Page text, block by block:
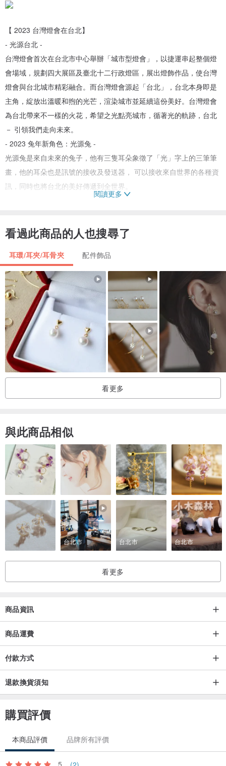
【 2023 台灣燈會在台北】
- 光源台北 -
台灣燈會首次在台北市中心舉辦「城市型燈會」，以捷運串起整個燈
會場域，規劃四大展區及臺北十二行政燈區，展出燈飾作品，使台灣
燈會與台北城市精彩融合。而台灣燈會源起「台北」，台北本身即是
主角，綻放出溫暖和煦的光芒，渲染城市並延續這份美好。台灣燈會
為台北帶來不一樣的火花，希望之光點亮城市，循著光的軌跡，台北
－ 引領我們走向未來。
- 2023 兔年新角色：光源兔 -
光源兔是來自未來的兔子，他有三隻耳朵象徵了「光」字上的三筆筆
畫，他的耳朵也是訊號的接收及發送器， 可以接收來自世界的各種資
訊，同時也將台北的美好傳遞到全世界。
明貼紙乙張」(數量有限，送完為止)
【設計理念 Idea】
花好月圓，妝點兔年
新春的紅花與光源兔齊綻放，花開富貴，為2023台灣燈會妝點喜氣、
可愛與祝福。
【材質 Material】
★ 北美楓木 Maple
楓木紋路變化細緻，帶有淡淡優雅，紋路絲絲動人，色澤唯美柔和，
有著清澈透明的純白與潔淨耀眼的光澤，質輕而硬，耐衝擊與摩擦，
常作為地板、樂器或精細家具材料。
★ 沃克板 Valchromat
成的環保板材， 無毒，可做為兒童玩具用途，且符合PEFC和FSC認
證與歐盟環保標準。
★ 耳勾：316醫療鋼
★ 耳扣：316醫療鋼
★ 耳夾：黃銅鍍無鎳代白
【尺寸 Size】
實木本體：34 x 34 x 6 mm
★ 商品包裝皆附天然蜂蠟+擦拭布(木頭保養用)
★ 為地球盡份心力，我們使用全環保包裝，以及生物可分解包裝膠帶
【注意事項 Attention】
★ 照片會因拍攝光線、角度、螢幕顯色、原木紋路、色澤等因素，與
實際商品略有差異，圖片僅供參考，我們會盡量呈現真實原貌，商品
請依實物為主。
★ 銅鍍無鎳代白，是利用電解原理將金屬離子附著在銅的表面，形成
一層薄薄的電鍍層，進而產生不銹鋼般的色澤。還能延緩金屬氧化發
生。電鍍層經過長時間配戴時間，接觸空氣、碰撞摩擦而漸漸磨損和
【保養方式 Protection】
閱讀更多
看過此商品的人也搜尋了
耳環/耳夾/耳骨夾 配件飾品
看更多
與此商品相似
台北市 台北市 台北市
看更多
商品資訊
商品運費
付款方式
退款換貨須知
購買評價
本商品評價 品牌所有評價